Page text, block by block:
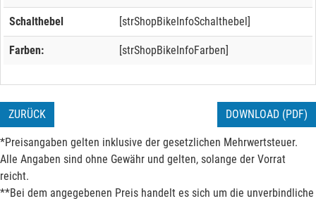
Schalthebel [strShopBikeInfoSchalthebel]
Farben: [strShopBikeInfoFarben]
ZURÜCK DOWNLOAD (PDF)
*Preisangaben gelten inklusive der gesetzlichen Mehrwertsteuer.
Alle Angaben sind ohne Gewähr und gelten, solange der Vorrat
reicht.
**Bei dem angegebenen Preis handelt es sich um die unverbindliche